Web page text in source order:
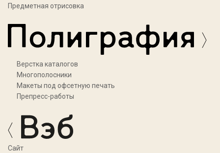
Предметная отрисовка
Верстка каталогов
Многополосники
Макеты под офсетную печать
Препресс-работы
Cайт